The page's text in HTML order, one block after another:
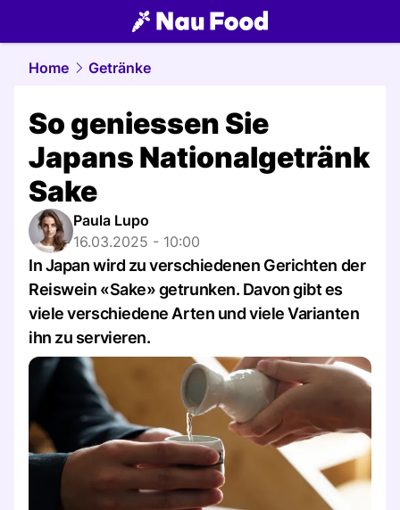
food.NAU.ch
Home Getränke
So geniessen Sie
Japans Nationalgetränk
Sake
Paula Lupo
16.03.2025 - 10:00
In Japan wird zu verschiedenen Gerichten der
Reiswein «Sake» getrunken. Davon gibt es
viele verschiedene Arten und viele Varianten
ihn zu servieren.